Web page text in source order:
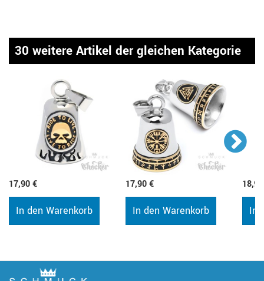
30 weitere Artikel der gleichen Kategorie
17,90 €
In den Warenkorb
17,90 €
In den Warenkorb In